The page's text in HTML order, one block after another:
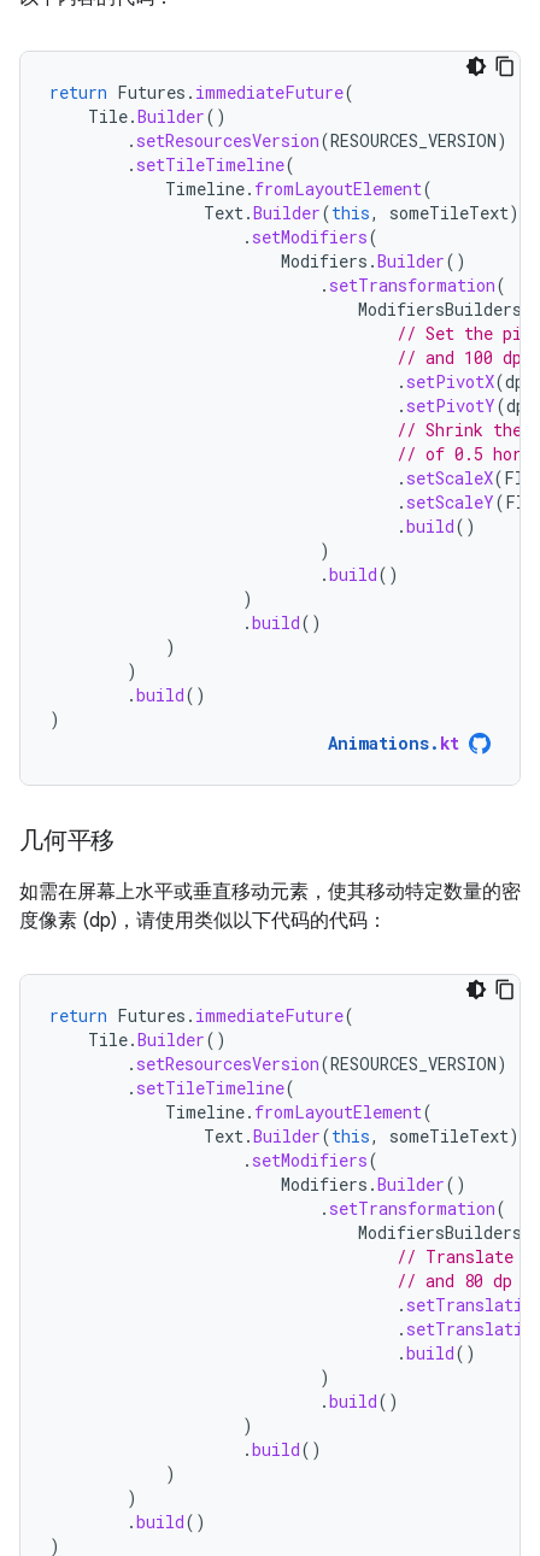
return Futures . immediateFuture(
Tile.Builder()
. setResourcesVersion(RESOURCES_VERSION)
. setTileTimeline(
Timeline. fromLayoutElement(
Text.Builder(this, someTileText)
. setModifiers(
Modifiers .Builder()
. setTransformation(
ModifiersBuilders
// Set the
// and 100 dp
. setPivotX(dp
. setPivotY(dp
// Shrink the
// of 0.5
. setScaleX(
. setScaleY(
.build()
)
.build()
)
.build()
)
)
.build()
)
Animations. kt
几何平移
如需在屏幕上水平或垂直移动元素，使其移动特定数量的密
度像素 (dp)，请使用类似以下代码的代码：
return Futures . immediateFuture(
Tile.Builder()
. setResourcesVersion(RESOURCES_VERSION)
. setTileTimeline(
Timeline. fromLayoutElement(
Text.Builder(this, someTileText)
. setModifiers(
Modifiers .Builder()
. setTransformation(
ModifiersBuilders
// Translate
// and 80 dp
.
.
.build()
)
.build()
)
.build()
)
)
.build()
)